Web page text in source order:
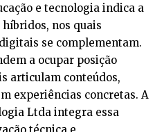
e tecnologia indica a
nos quais
se complementam.
a ocupar posição
articulam conteúdos,
experiências concretas. A
Ltda integra essa